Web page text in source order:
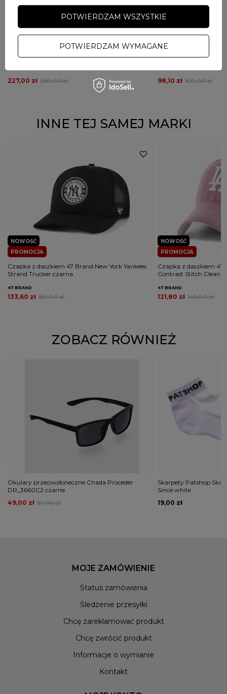
PROMOCJA
DARMOWA DOSTAWA
Bluza męska z kapturem Patriotic Collage czarna
269,00 zł
227,00 zł
PROMOCJA
Okulary
109,00 zł
98,10 zł
INNE TEJ SAMEJ MARKI
PROMOCJA
NOWOŚĆ
Czapka z daszkiem 47 Brand New York Yankees
Strand Trucker czarna
47 BRAND
159,00 zł
133,60 zł
PROMOCJA
NOWOŚĆ
Czapka z daszkiem 47
Contrast Stitch Clean
47 BRAND
145,00 zł
121,80 zł
ZOBACZ RÓWNIEŻ
Okulary przeciwsłoneczne Chada Proceder
DR_3660C2 czarne
59,00 zł
49,00 zł
Skarpety Patshop
Since white
19,00 zł
MOJE ZAMÓWIENIE
Status zamówienia
Śledzenie przesyłki
Chcę zareklamować produkt
Chcę zwrócić produkt
Informacje o wymianie
Kontakt
POTWIERDZAM WYMAGANE
POTWIERDZAM WSZYSTKIE